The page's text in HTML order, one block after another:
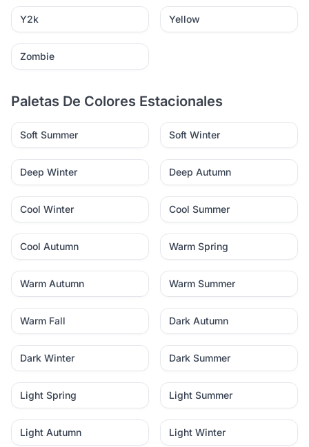
Y2k Yellow
Zombie
Paletas De Colores Estacionales
Soft Summer Soft Winter
Deep Winter Deep Autumn
Cool Winter Cool Summer
Cool Autumn Warm Spring
Warm Autumn Warm Summer
Warm Fall Dark Autumn
Dark Winter Dark Summer
Light Spring Light Summer
Light Autumn Light Winter